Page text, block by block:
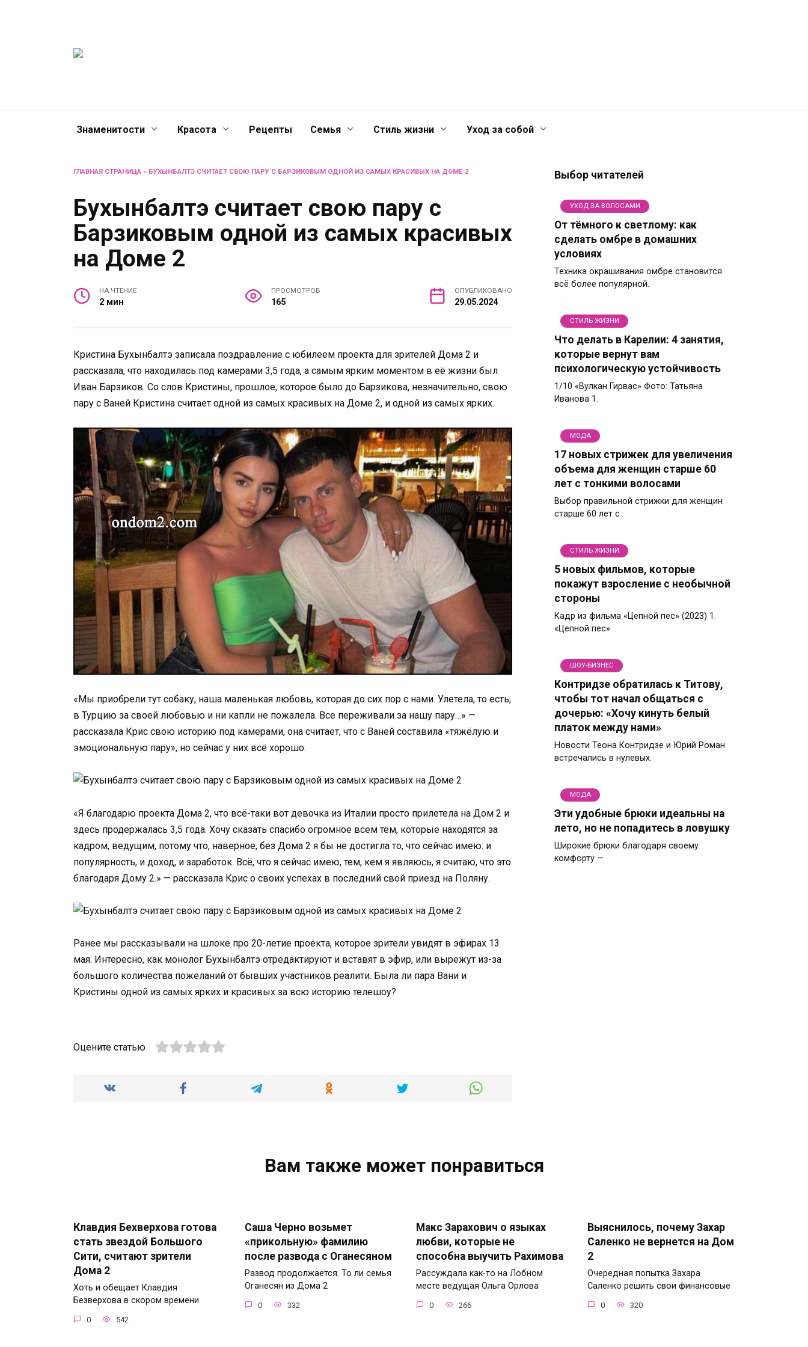
Знаменитости Красота Рецепты Семья Стиль жизни Уход за собой
ГЛАВНАЯ СТРАНИЦА » БУХЫНБАЛТЭ СЧИТАЕТ СВОЮ ПАРУ С БАРЗИКОВЫМ ОДНОЙ ИЗ САМЫХ КРАСИВЫХ НА ДОМЕ 2
Бухынбалтэ считает свою пару с
Барзиковым одной из самых красивых
на Доме 2
НА ЧТЕНИЕ
2 мин
ПРОСМОТРОВ
165
ОПУБЛИКОВАНО
29.05.2024
Кристина Бухынбалтэ записала поздравление с юбилеем проекта для зрителей Дома 2 и
рассказала, что находилась под камерами 3,5 года, а самым ярким моментом в её жизни был
Иван Барзиков. Со слов Кристины, прошлое, которое было до Барзикова, незначительно, свою
пару с Ваней Кристина считает одной из самых красивых на Доме 2, и одной из самых ярких.
«Мы приобрели тут собаку, наша маленькая любовь, которая до сих пор с нами. Улетела, то есть,
в Турцию за своей любовью и ни капли не пожалела. Все переживали за нашу пару…» —
рассказала Крис свою историю под камерами, она считает, что с Ваней составила «тяжёлую и
эмоциональную пару», но сейчас у них всё хорошо.
«Я благодарю проекта Дома 2, что всё-таки вот девочка из Италии просто прилетела на Дом 2 и
здесь продержалась 3,5 года. Хочу сказать спасибо огромное всем тем, которые находятся за
кадром, ведущим, потому что, наверное, без Дома 2 я бы не достигла то, что сейчас имею: и
популярность, и доход, и заработок. Всё, что я сейчас имею, тем, кем я являюсь, я считаю, что это
благодаря Дому 2.» — рассказала Крис о своих успехах в последний свой приезд на Поляну.
Ранее мы рассказывали на шлоке про 20-летие проекта, которое зрители увидят в эфирах 13
мая. Интересно, как монолог Бухынбалтэ отредактируют и вставят в эфир, или вырежут из-за
большого количества пожеланий от бывших участников реалити. Была ли пара Вани и
Кристины одной из самых ярких и красивых за всю историю телешоу?
Оцените статью
Выбор читателей
УХОД ЗА ВОЛОСАМИ
От тёмного к светлому: как
сделать омбре в домашних
условиях
Техника окрашивания омбре становится
всё более популярной.
СТИЛЬ ЖИЗНИ
Что делать в Карелии: 4 занятия,
которые вернут вам
психологическую устойчивость
1/10 «Вулкан Гирвас» Фото: Татьяна
Иванова 1.
МОДА
17 новых стрижек для увеличения
объема для женщин старше 60
лет с тонкими волосами
Выбор правильной стрижки для женщин
старше 60 лет с
СТИЛЬ ЖИЗНИ
5 новых фильмов, которые
покажут взросление с необычной
стороны
Кадр из фильма «Цепной пес» (2023) 1.
«Цепной пес»
ШОУ-БИЗНЕС
Контридзе обратилась к Титову,
чтобы тот начал общаться с
дочерью: «Хочу кинуть белый
платок между нами»
Новости Теона Контридзе и Юрий Роман
встречались в нулевых.
МОДА
Эти удобные брюки идеальны на
лето, но не попадитесь в ловушку
Широкие брюки благодаря своему
комфорту —
Вам также может понравиться
Клавдия Бехверхова готова
стать звездой Большого
Сити, считают зрители
Дома 2
Хоть и обещает Клавдия
Безверхова в скором времени
0 542
Саша Черно возьмет
«прикольную» фамилию
после развода с Оганесяном
Развод продолжается. То ли семья
Оганесян из Дома 2
0 332
Макс Зарахович о языках
любви, которые не
способна выучить Рахимова
Рассуждала как-то на Лобном
месте ведущая Ольга Орлова
0 266
Выяснилось, почему Захар
Саленко не вернется на Дом
2
Очередная попытка Захара
Саленко решить свои финансовые
0 320